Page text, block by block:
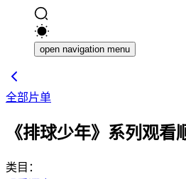
open navigation menu
全部片单
《排球少年》系列观看
类目：